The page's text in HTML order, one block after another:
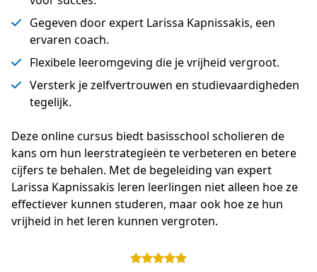
Gegeven door expert Larissa Kapnissakis, een
ervaren coach.
Flexibele leeromgeving die je vrijheid vergroot.
Versterk je zelfvertrouwen en studievaardigheden
tegelijk.
Deze online cursus biedt basisschool scholieren de
kans om hun leerstrategieën te verbeteren en betere
cijfers te behalen. Met de begeleiding van expert
Larissa Kapnissakis leren leerlingen niet alleen hoe ze
effectiever kunnen studeren, maar ook hoe ze hun
vrijheid in het leren kunnen vergroten.